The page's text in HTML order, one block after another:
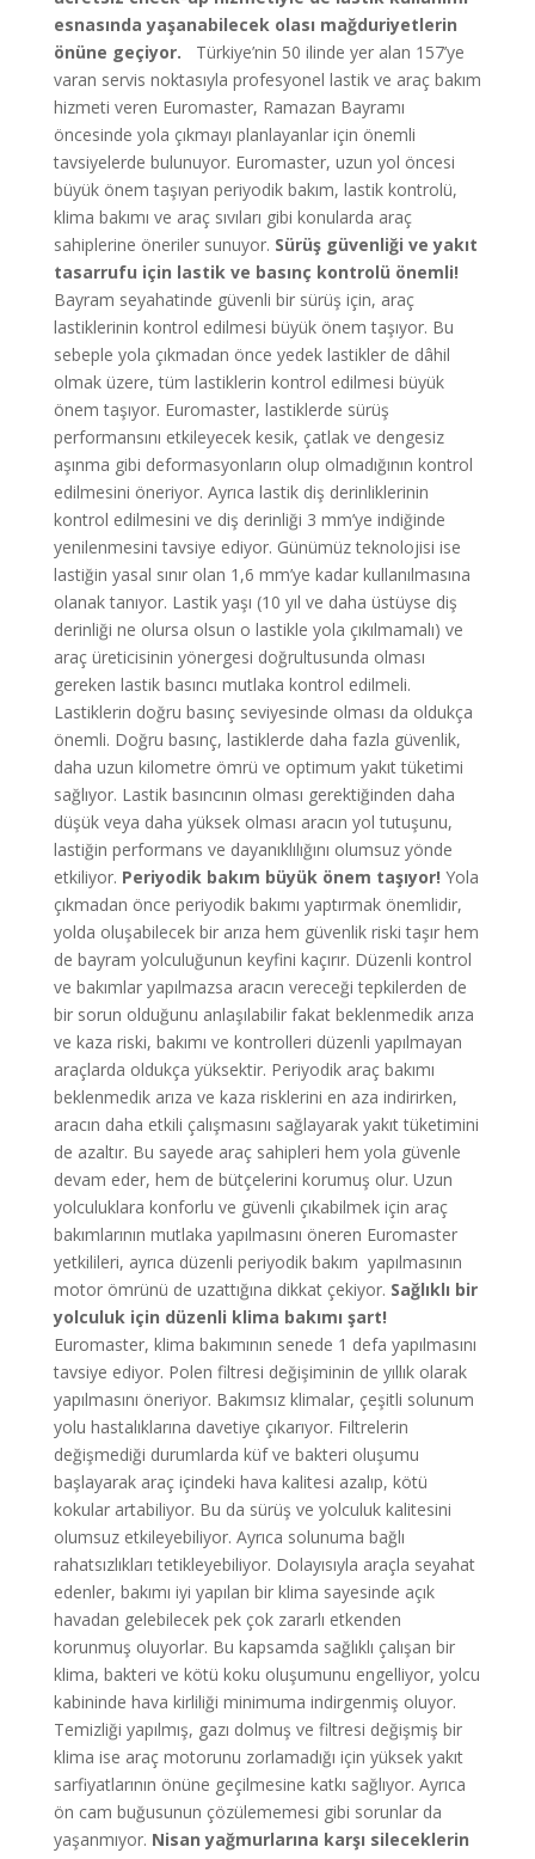
esnasında yaşanabilecek olası mağduriyetlerin
önüne geçiyor.
Türkiye’nin 50 ilinde yer alan 157’ye
varan servis noktasıyla profesyonel lastik ve araç bakım
hizmeti veren Euromaster, Ramazan Bayramı
öncesinde yola çıkmayı planlayanlar için önemli
tavsiyelerde bulunuyor. Euromaster, uzun yol öncesi
büyük önem taşıyan periyodik bakım, lastik kontrolü,
klima bakımı ve araç sıvıları gibi konularda araç
sahiplerine öneriler sunuyor. Sürüş güvenliği ve yakıt
tasarrufu için lastik ve basınç kontrolü önemli!
Bayram seyahatinde güvenli bir sürüş için, araç
lastiklerinin kontrol edilmesi büyük önem taşıyor. Bu
sebeple yola çıkmadan önce yedek lastikler de dâhil
olmak üzere, tüm lastiklerin kontrol edilmesi büyük
önem taşıyor. Euromaster, lastiklerde sürüş
performansını etkileyecek kesik, çatlak ve dengesiz
aşınma gibi deformasyonların olup olmadığının kontrol
edilmesini öneriyor. Ayrıca lastik diş derinliklerinin
kontrol edilmesini ve diş derinliği 3 mm’ye indiğinde
yenilenmesini tavsiye ediyor. Günümüz teknolojisi ise
lastiğin yasal sınır olan 1,6 mm’ye kadar kullanılmasına
olanak tanıyor. Lastik yaşı (10 yıl ve daha üstüyse diş
derinliği ne olursa olsun o lastikle yola çıkılmamalı) ve
araç üreticisinin yönergesi doğrultusunda olması
gereken lastik basıncı mutlaka kontrol edilmeli.
Lastiklerin doğru basınç seviyesinde olması da oldukça
önemli. Doğru basınç, lastiklerde daha fazla güvenlik,
daha uzun kilometre ömrü ve optimum yakıt tüketimi
sağlıyor. Lastik basıncının olması gerektiğinden daha
düşük veya daha yüksek olması aracın yol tutuşunu,
lastiğin performans ve dayanıklılığını olumsuz yönde
etkiliyor. Periyodik bakım büyük önem taşıyor! Yola
çıkmadan önce periyodik bakımı yaptırmak önemlidir,
yolda oluşabilecek bir arıza hem güvenlik riski taşır hem
de bayram yolculuğunun keyfini kaçırır. Düzenli kontrol
ve bakımlar yapılmazsa aracın vereceği tepkilerden de
bir sorun olduğunu anlaşılabilir fakat beklenmedik arıza
ve kaza riski, bakımı ve kontrolleri düzenli yapılmayan
araçlarda oldukça yüksektir. Periyodik araç bakımı
beklenmedik arıza ve kaza risklerini en aza indirirken,
aracın daha etkili çalışmasını sağlayarak yakıt tüketimini
de azaltır. Bu sayede araç sahipleri hem yola güvenle
devam eder, hem de bütçelerini korumuş olur. Uzun
yolculuklara konforlu ve güvenli çıkabilmek için araç
bakımlarının mutlaka yapılmasını öneren Euromaster
yetkilileri, ayrıca düzenli periyodik bakım yapılmasının
motor ömrünü de uzattığına dikkat çekiyor. Sağlıklı bir
yolculuk için düzenli klima bakımı şart!
Euromaster, klima bakımının senede 1 defa yapılmasını
tavsiye ediyor. Polen filtresi değişiminin de yıllık olarak
yapılmasını öneriyor. Bakımsız klimalar, çeşitli solunum
yolu hastalıklarına davetiye çıkarıyor. Filtrelerin
değişmediği durumlarda küf ve bakteri oluşumu
başlayarak araç içindeki hava kalitesi azalıp, kötü
kokular artabiliyor. Bu da sürüş ve yolculuk kalitesini
olumsuz etkileyebiliyor. Ayrıca solunuma bağlı
rahatsızlıkları tetikleyebiliyor. Dolayısıyla araçla seyahat
edenler, bakımı iyi yapılan bir klima sayesinde açık
havadan gelebilecek pek çok zararlı etkenden
korunmuş oluyorlar. Bu kapsamda sağlıklı çalışan bir
klima, bakteri ve kötü koku oluşumunu engelliyor, yolcu
kabininde hava kirliliği minimuma indirgenmiş oluyor.
Temizliği yapılmış, gazı dolmuş ve filtresi değişmiş bir
klima ise araç motorunu zorlamadığı için yüksek yakıt
sarfiyatlarının önüne geçilmesine katkı sağlıyor. Ayrıca
ön cam buğusunun çözülememesi gibi sorunlar da
yaşanmıyor. Nisan yağmurlarına karşı sileceklerin